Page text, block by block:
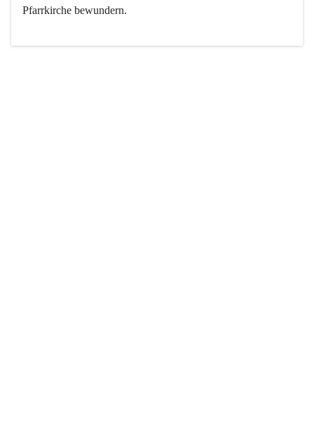
Pfarrkirche bewundern.
Der Weinbau dominert heute nicht mehr, ist aber integrativer